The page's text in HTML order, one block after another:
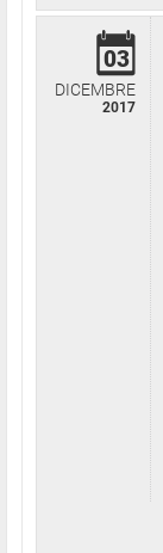
03
DICEMBRE
2017